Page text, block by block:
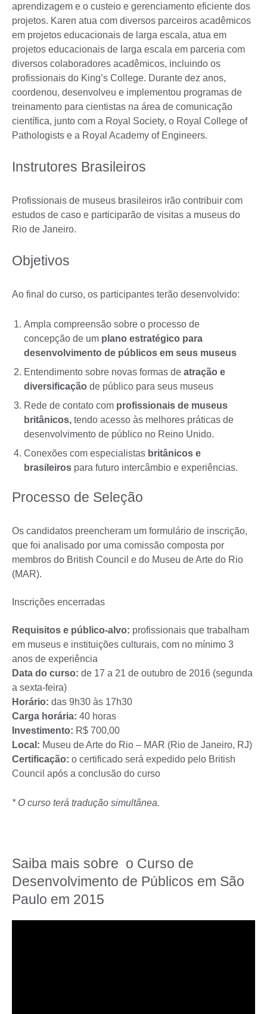
aprendizagem e o custeio e gerenciamento eficiente dos
projetos. Karen atua com diversos parceiros acadêmicos
em projetos educacionais de larga escala, atua em
projetos educacionais de larga escala em parceria com
diversos colaboradores acadêmicos, incluindo os
profissionais do King’s College. Durante dez anos,
coordenou, desenvolveu e implementou programas de
treinamento para cientistas na área de comunicação
científica, junto com a Royal Society, o Royal College of
Pathologists e a Royal Academy of Engineers.
Instrutores Brasileiros
Profissionais de museus brasileiros irão contribuir com
estudos de caso e participarão de visitas a museus do
Rio de Janeiro.
Objetivos
Ao final do curso, os participantes terão desenvolvido:
Ampla compreensão sobre o processo de
concepção de um plano estratégico para
desenvolvimento de públicos em seus museus
Entendimento sobre novas formas de atração e
diversificação de público para seus museus
Rede de contato com profissionais de museus
britânicos, tendo acesso às melhores práticas de
desenvolvimento de público no Reino Unido.
Conexões com especialistas britânicos e
brasileiros para futuro intercâmbio e experiências.
Processo de Seleção
Os candidatos preencheram um formulário de inscrição,
que foi analisado por uma comissão composta por
membros do British Council e do Museu de Arte do Rio
(MAR).
Inscrições encerradas
Requisitos e público-alvo: profissionais que trabalham
em museus e instituições culturais, com no mínimo 3
anos de experiência
Data do curso: de 17 a 21 de outubro de 2016 (segunda
a sexta-feira)
Horário: das 9h30 às 17h30
Carga horária: 40 horas
Investimento: R$ 700,00
Local: Museu de Arte do Rio – MAR (Rio de Janeiro, RJ)
Certificação: o certificado será expedido pelo British
Council após a conclusão do curso
* O curso terá tradução simultânea.
Saiba mais sobre o Curso de
Desenvolvimento de Públicos em São
Paulo em 2015